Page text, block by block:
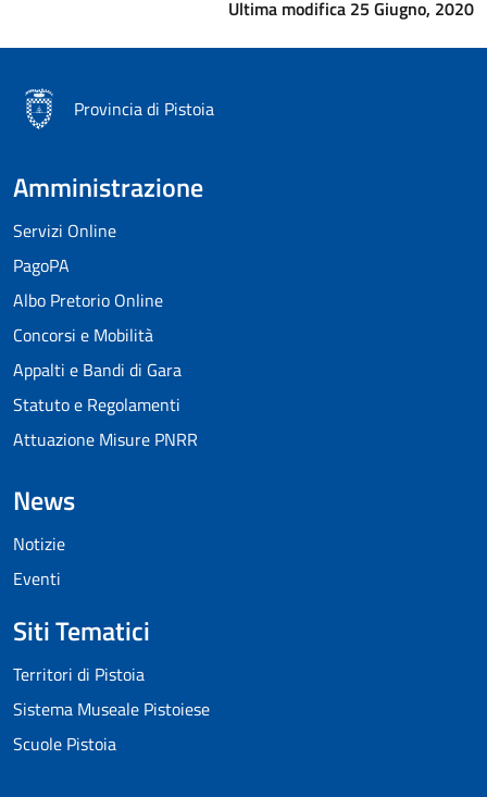
Ultima modifica 25 Giugno, 2020
Provincia di Pistoia
Amministrazione
Servizi Online
PagoPA
Albo Pretorio Online
Concorsi e Mobilità
Appalti e Bandi di Gara
Statuto e Regolamenti
Attuazione Misure PNRR
News
Notizie
Eventi
Siti Tematici
Territori di Pistoia
Sistema Museale Pistoiese
Scuole Pistoia